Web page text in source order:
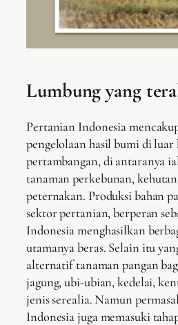
Lumbung yang
Pertanian Indonesia
pengelolaan hasil bumi di luar
pertambangan, di antaranya
tanaman perkebunan,
peternakan. Produksi bahan
sektor pertanian, berperan
Indonesia menghasilkan
utamanya beras. Selain itu
alternatif tanaman pangan
jagung, ubi-ubian, kedelai,
jenis serealia. Namun
Indonesia juga memasuki